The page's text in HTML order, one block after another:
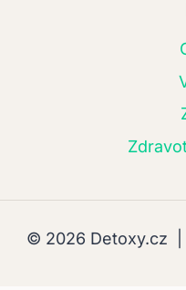
© 2026 Detoxy.cz |